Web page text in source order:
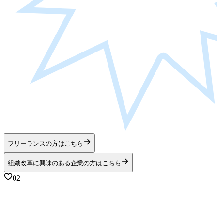
フリーランスの方はこちら
組織改革に興味のある企業の方はこちら
02